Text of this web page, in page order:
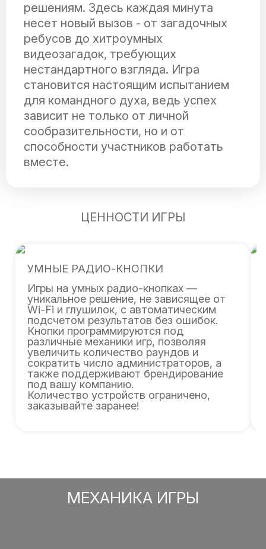
решениям. Здесь каждая минута
несет новый вызов - от загадочных
ребусов до хитроумных
видеозагадок, требующих
нестандартного взгляда. Игра
становится настоящим испытанием
для командного духа, ведь успех
зависит не только от личной
сообразительности, но и от
способности участников работать
вместе.
ЦЕННОСТИ ИГРЫ
УМНЫЕ РАДИО-КНОПКИ
Игры на умных радио-кнопках —
уникальное решение, не зависящее от
Wi-Fi и глушилок, с автоматическим
подсчетом результатов без ошибок.
Кнопки программируются под
различные механики игр, позволяя
увеличить количество раундов и
сократить число администраторов, а
также поддерживают брендирование
под вашу компанию.
Количество устройств ограничено,
заказывайте заранее!
МЕХАНИКА ИГРЫ